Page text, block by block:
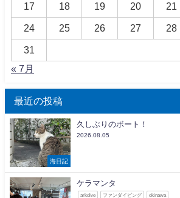
17 18 19 20 21
24 25 26 27 28
31
« 7月
最近の投稿
海日記
久しぶりのボート！
2026.08.05
ケラマンタ
arkdive ファンダイビング okinawa